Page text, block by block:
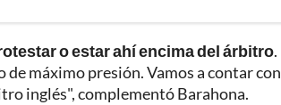
o estar ahí encima del árbitro.
máximo presión. Vamos a contar con
inglés", complementó Barahona.